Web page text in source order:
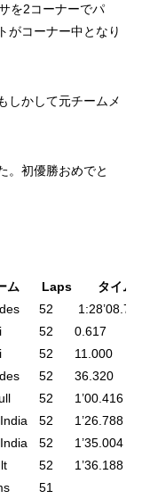
を2コーナーでパ
がコーナー中となり
しかして元チームメ
。初優勝おめでと
ム Laps
タイム
52
52
0.617
52
11.000
52
36.320
52
1’00.416
52
1’26.788
52
1’35.004
52
1’36.188
51